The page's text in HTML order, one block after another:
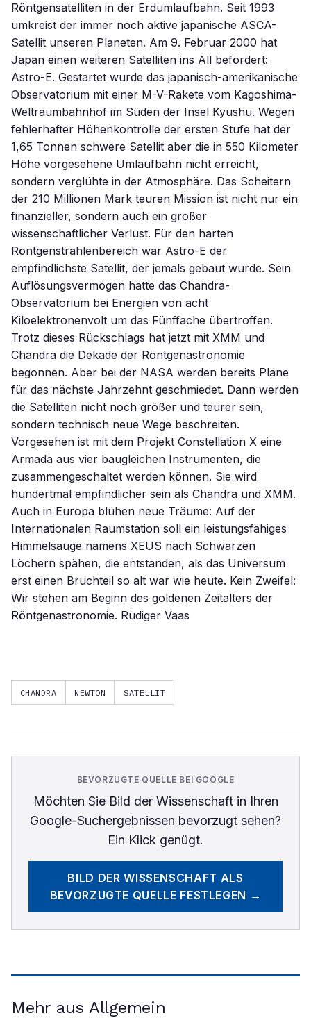
Röntgensatelliten in der Erdumlaufbahn. Seit 1993
umkreist der immer noch aktive japanische ASCA-
Satellit unseren Planeten. Am 9. Februar 2000 hat
Japan einen weiteren Satelliten ins All befördert:
Astro-E. Gestartet wurde das japanisch-amerikanische
Observatorium mit einer M-V-Rakete vom Kagoshima-
Weltraumbahnhof im Süden der Insel Kyushu. Wegen
fehlerhafter Höhenkontrolle der ersten Stufe hat der
1,65 Tonnen schwere Satellit aber die in 550 Kilometer
Höhe vorgesehene Umlaufbahn nicht erreicht,
sondern verglühte in der Atmosphäre. Das Scheitern
der 210 Millionen Mark teuren Mission ist nicht nur ein
finanzieller, sondern auch ein großer
wissenschaftlicher Verlust. Für den harten
Röntgenstrahlenbereich war Astro-E der
empfindlichste Satellit, der jemals gebaut wurde. Sein
Auflösungsvermögen hätte das Chandra-
Observatorium bei Energien von acht
Kiloelektronenvolt um das Fünffache übertroffen.
Trotz dieses Rückschlags hat jetzt mit XMM und
Chandra die Dekade der Röntgenastronomie
begonnen. Aber bei der NASA werden bereits Pläne
für das nächste Jahrzehnt geschmiedet. Dann werden
die Satelliten nicht noch größer und teurer sein,
sondern technisch neue Wege beschreiten.
Vorgesehen ist mit dem Projekt Constellation X eine
Armada aus vier baugleichen Instrumenten, die
zusammengeschaltet werden können. Sie wird
hundertmal empfindlicher sein als Chandra und XMM.
Auch in Europa blühen neue Träume: Auf der
Internationalen Raumstation soll ein leistungsfähiges
Himmelsauge namens XEUS nach Schwarzen
Löchern spähen, die entstanden, als das Universum
erst einen Bruchteil so alt war wie heute. Kein Zweifel:
Wir stehen am Beginn des goldenen Zeitalters der
Röntgenastronomie. Rüdiger Vaas
CHANDRA NEWTON SATELLIT
BEVORZUGTE QUELLE BEI GOOGLE
Möchten Sie Bild der Wissenschaftin Ihren
Google-Suchergebnissen bevorzugt sehen?
Ein Klick genügt.
BILD DER WISSENSCHAFT ALS
BEVORZUGTE QUELLE FESTLEGEN →
Mehr aus Allgemein